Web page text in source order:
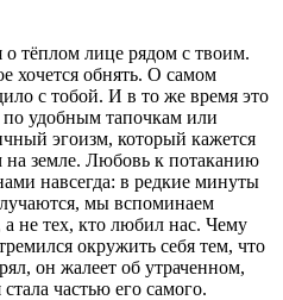
тёплом лице рядом с твоим.
хочется обнять. О самом
с тобой. И в то же время это
удобным тапочкам или
эгоизм, который кажется
земле. Любовь к потаканию
навсегда: в редкие минуты
мы вспоминаем
не тех, кто любил нас. Чему
окружить себя тем, что
он жалеет об утраченном,
частью его самого.